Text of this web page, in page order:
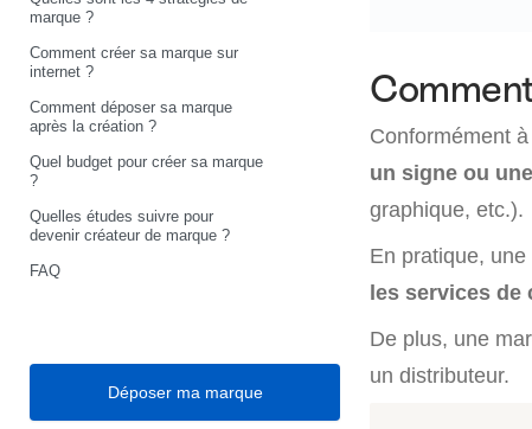
marque ?
Comment créer sa marque sur
internet ?
Comment déposer sa marque
après la création ?
Quel budget pour créer sa marque
?
Quelles études suivre pour
devenir créateur de marque ?
FAQ
Déposer ma marque
Conformément à
un signe ou
graphique, etc.).
En pratique,
les services de
De plus, une
un distributeur.